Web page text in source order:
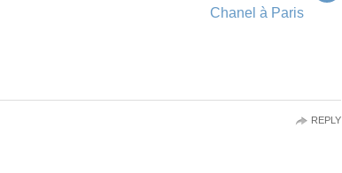
Chanel à Paris
REPLY